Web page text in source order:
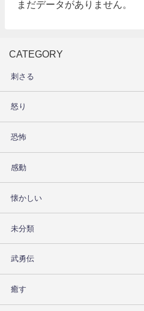
まだデータがありません。
CATEGORY
刺さる
怒り
恐怖
感動
懐かしい
未分類
武勇伝
癒す